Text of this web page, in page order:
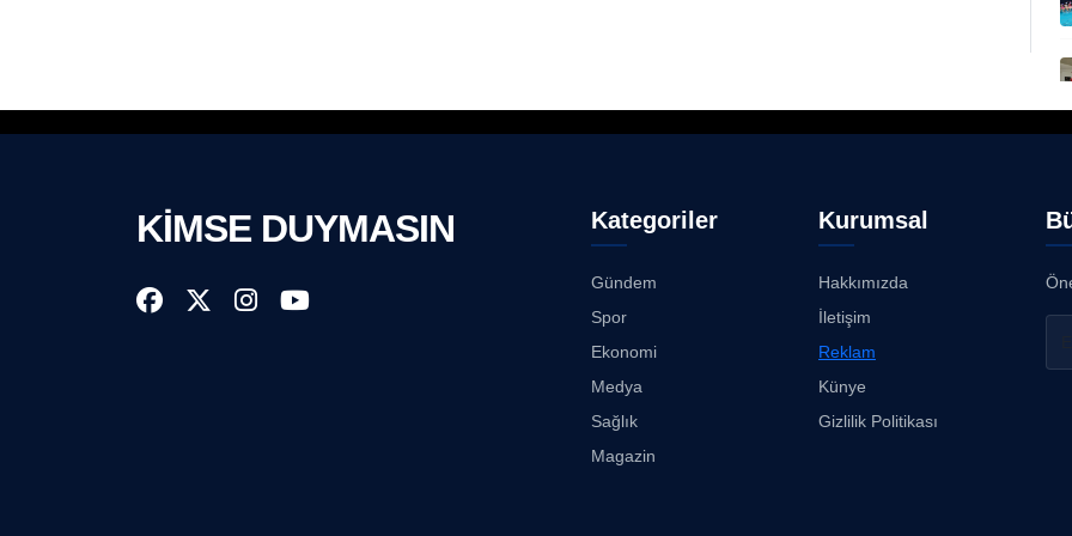
KİMSE DUYMASIN Kategoriler
Gündem
Spor
Ekonomi
Medya
Sağlık
Magazin
Kurumsal
Hakkımızda
İletişim
Reklam
Künye
Gizlilik Politikası